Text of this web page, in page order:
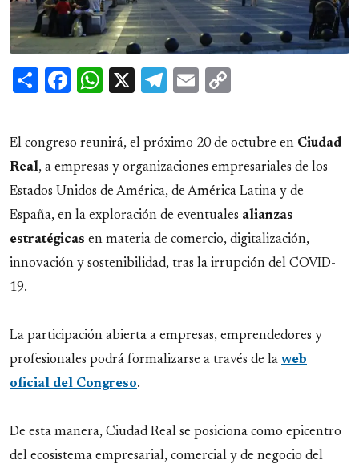
ShareFacebook
WhatsApp
X Telegram
Email
El congreso reunirá, el próximo 20 de octubre en Ciudad
Real, a empresas y organizaciones empresariales de los
Estados Unidos de América, de América Latina y de
España, en la exploración de eventuales alianzas
estratégicas en materia de comercio, digitalización,
innovación y sostenibilidad, tras la irrupción del COVID-
19.
La participación abierta a empresas, emprendedores y
profesionales podrá formalizarse a través de la web
oficial del Congreso.
De esta manera, Ciudad Real se posiciona como epicentro
del ecosistema empresarial, comercial y de negocio del